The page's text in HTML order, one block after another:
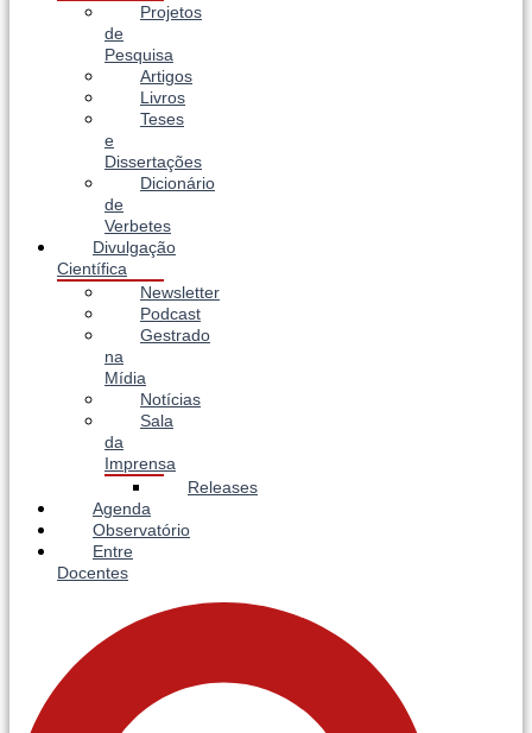
Projetos
de
Pesquisa
Artigos
Livros
Teses
e
Dissertações
Dicionário
de
Verbetes
Divulgação
Científica
Newsletter
Podcast
Gestrado
na
Mídia
Notícias
Sala
da
Imprensa
Releases
Agenda
Observatório
Entre
Docentes